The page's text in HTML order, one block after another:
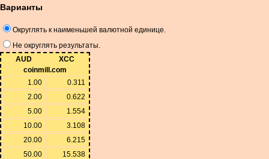
Варианты
Округлять к наименьшей валютной единице.
Не округлять результаты.
AUD
XCC
coinmill.com
1.00
0.311
2.00
0.622
5.00
1.554
10.00
3.108
20.00
6.215
50.00
15.538